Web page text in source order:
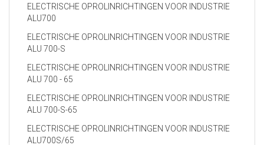
ELECTRISCHE OPROLINRICHTINGEN VOOR INDUSTRIE
ALU700
ELECTRISCHE OPROLINRICHTINGEN VOOR INDUSTRIE
ALU 700-S
ELECTRISCHE OPROLINRICHTINGEN VOOR INDUSTRIE
ALU 700 - 65
ELECTRISCHE OPROLINRICHTINGEN VOOR INDUSTRIE
ALU 700-S-65
ELECTRISCHE OPROLINRICHTINGEN VOOR INDUSTRIE
ALU700S/65